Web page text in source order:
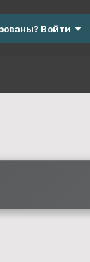
Войти